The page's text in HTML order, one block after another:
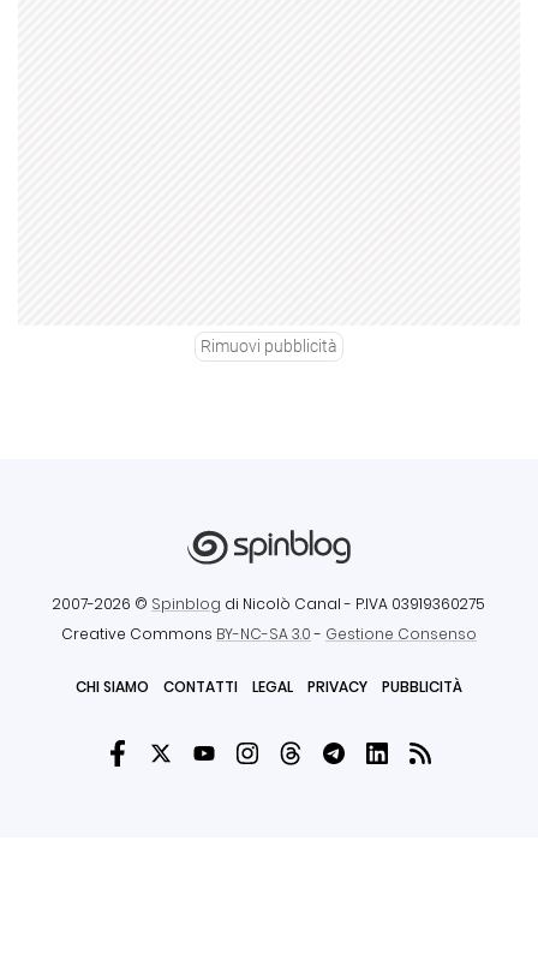
Rimuovi pubblicità
2007-2026 © Spinblog di Nicolò Canal - P.IVA 03919360275
Creative Commons BY-NC-SA 3.0- Gestione Consenso
CHI SIAMO CONTATTI LEGAL PRIVACY PUBBLICITÀ